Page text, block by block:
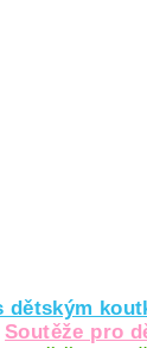
dětským
Soutěže pro